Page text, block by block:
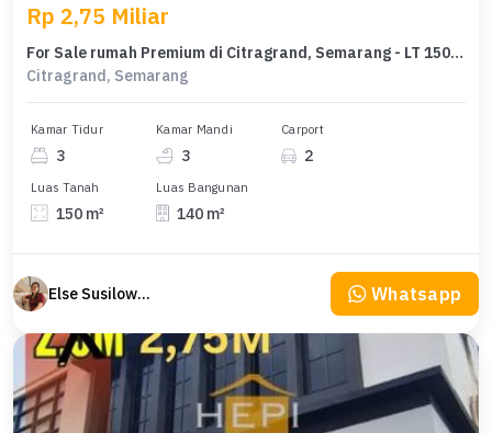
Rp 2,75 Miliar
For Sale rumah Premium di Citragrand, Semarang - LT 150m²
Citragrand, Semarang
Kamar Tidur
3
Kamar Mandi
3
Carport
2
Luas Tanah
150 m²
Luas Bangunan
140 m²
Else Susilowaty Whatsapp